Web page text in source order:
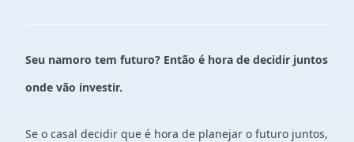
Seu namoro tem futuro? Então é hora de decidir juntos
onde vão investir.
Se o casal decidir que é hora de planejar o futuro juntos,